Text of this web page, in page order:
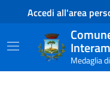
Contenuto principale
Piede di paginaAccedi all'area
Medaglia